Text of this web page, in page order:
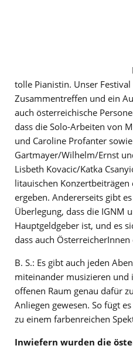
tolle Pianistin. Unser
Zusammentreffen und ein
auch österreichische
dass die Solo-Arbeiten von
und Caroline Profanter
Gartmayer/Wilhelm/Ernst
Lisbeth Kovacic/Katka
litauischen
ergeben. Andererseits gibt
Überlegung, dass die IGNM
Hauptgeldgeber ist, und es
dass auch ÖsterreicherInnen
B. S.: Es gibt auch jeden
miteinander musizieren und
offenen Raum genau dafür
Anliegen gewesen. So fügt
zu einem farbenreichen
Inwiefern wurden die